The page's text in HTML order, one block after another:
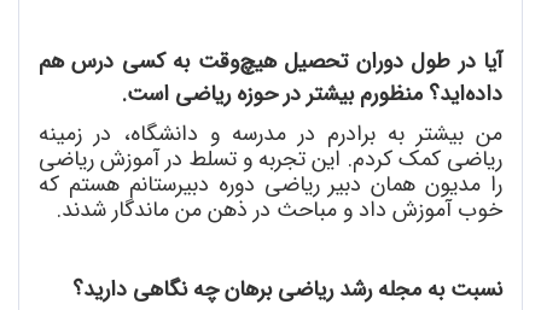
آیا در طول دوران تحصیل هیچوقت به کسی درس هم
دادهاید؟ منظورم بیشتر در حوزه ریاضی است.
من بیشتر به برادرم در مدرسه و دانشگاه، در زمینه
ریاضی کمک کردم. این تجربه و تسلط در آموزش ریاضی
را مدیون همان دبیر ریاضی دوره دبیرستانم هستم که
خوب آموزش داد و مباحث در ذهن من ماندگار شدند.
نسبت به مجله رشد ریاضی برهان چه نگاهی دارید؟